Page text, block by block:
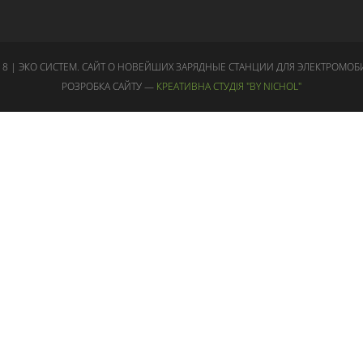
| ЭКО СИСТЕМ. САЙТ О НОВЕЙШИХ ЗАРЯДНЫЕ СТАНЦИИ ДЛЯ
РОЗРОБКА САЙТУ — КРЕАТИВНА СТУДІЯ "BY NICHOL"